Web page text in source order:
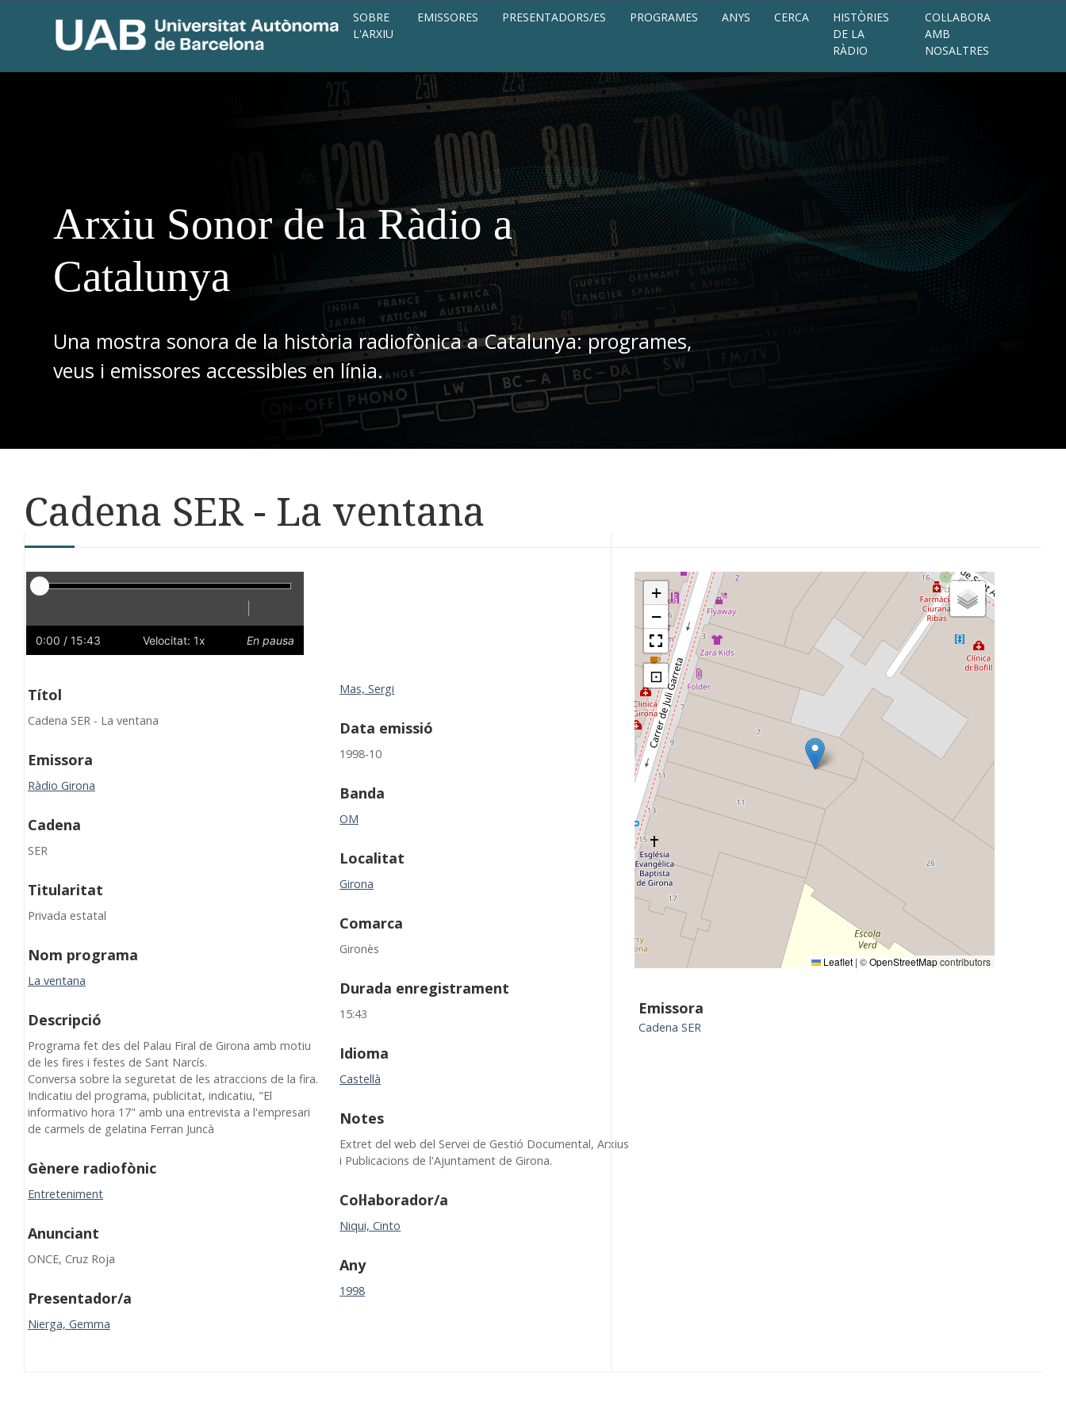
SOBRE
L'ARXIU
EMISSORES PRESENTADORS/ES PROGRAMES ANYS CERCA
HISTÒRIES
DE LA
RÀDIO
COL·LABORA
AMB
NOSALTRES
Arxiu Sonor de la Ràdio a
Catalunya
Una mostra sonora de la història radiofònica a Catalunya: programes,
veus i emissores accessibles en línia.
Cadena SER - La ventana
Reproductor
Lent
0:00 / 15:43 Velocitat: 1x En pausa
Títol
Cadena SER - La ventana
Emissora
Ràdio Girona
Cadena
SER
Titularitat
Privada estatal
Nom programa
La ventana
Descripció
Programa fet des del Palau Firal de Girona amb motiu
de les fires i festes de Sant Narcís.
Conversa sobre la seguretat de les atraccions de la fira.
Indicatiu del programa, publicitat, indicatiu, "El
informativo hora 17" amb una entrevista a l'empresari
de carmels de gelatina Ferran Juncà
Gènere radiofònic
Entreteniment
Anunciant
ONCE, Cruz Roja
Presentador/a
Nierga, Gemma
Mas, Sergi
Data emissió
1998-10
Banda
OM
Localitat
Girona
Comarca
Gironès
Durada enregistrament
15:43
Idioma
Castellà
Notes
Extret del web del Servei de Gestió Documental, Arxius
i Publicacions de l'Ajuntament de Girona.
Col·laborador/a
Niqui, Cinto
Any
1998
+
−
⊡
Leaflet | ©OpenStreetMapcontributors
Emissora
Cadena SER